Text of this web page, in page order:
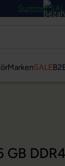
Summer
MarkenSALE